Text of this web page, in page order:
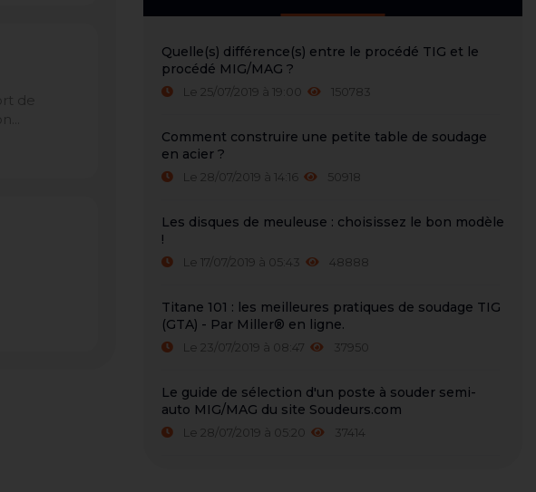
Quelle(s) différence(s) entre le procédé TIG et le
procédé MIG/MAG ?
Le 25/07/2019 à 19:00 150783
Comment construire une petite table de soudage
en acier ?
Le 28/07/2019 à 14:16 50918
Les disques de meuleuse : choisissez le bon modèle
!
Le 17/07/2019 à 05:43 48888
Titane 101 : les meilleures pratiques de soudage TIG
(GTA) - Par Miller® en ligne.
Le 23/07/2019 à 08:47 37950
Le guide de sélection d'un poste à souder semi-
auto MIG/MAG du site Soudeurs.com
Le 28/07/2019 à 05:20 37414